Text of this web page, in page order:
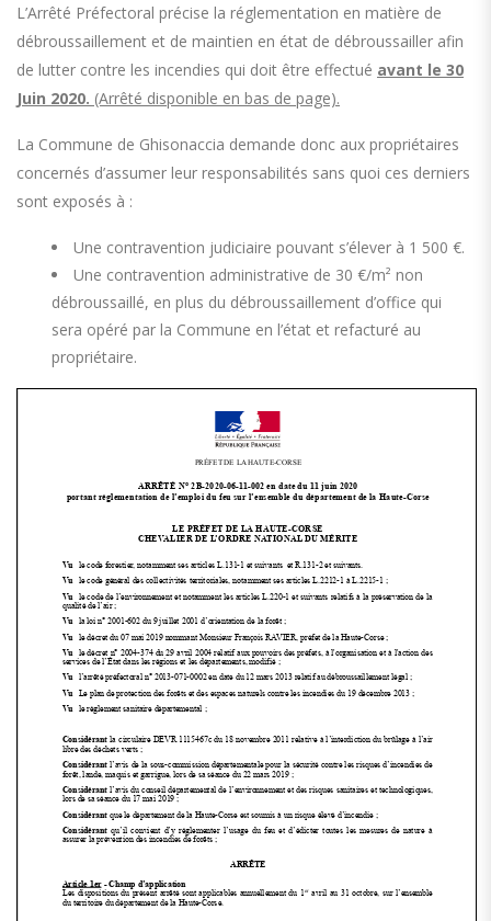
L’Arrêté Préfectoral précise la réglementation en matière de
débroussaillement et de maintien en état de débroussailler afin
de lutter contre les incendies qui doit être effectué avant le 30
Juin 2020. (Arrêté disponible en bas de page).
La Commune de Ghisonaccia demande donc aux propriétaires
concernés d’assumer leur responsabilités sans quoi ces derniers
sont exposés à :
Une contravention judiciaire pouvant s’élever à 1 500 €.
Une contravention administrative de 30 €/m² non
débroussaillé, en plus du débroussaillement d’office qui
sera opéré par la Commune en l’état et refacturé au
propriétaire.